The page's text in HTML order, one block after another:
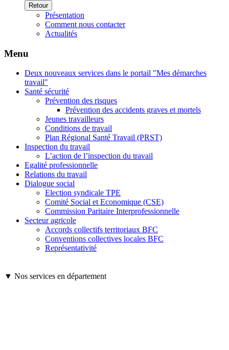
Retour
Présentation
Comment nous contacter
Actualités
Menu
Deux nouveaux services dans le portail "Mes démarches
travail"
Santé sécurité
Prévention des risques
Prévention des accidents graves et mortels
Jeunes travailleurs
Conditions de travail
Plan Régional Santé Travail (PRST)
Inspection du travail
L’action de l’inspection du travail
Egalité professionnelle
Relations du travail
Dialogue social
Election syndicale TPE
Comité Social et Economique (CSE)
Commission Paritaire Interprofessionnelle
Secteur agricole
Accords collectifs territoriaux BFC
Conventions collectives locales BFC
Représentativité
▼ Nos services en département